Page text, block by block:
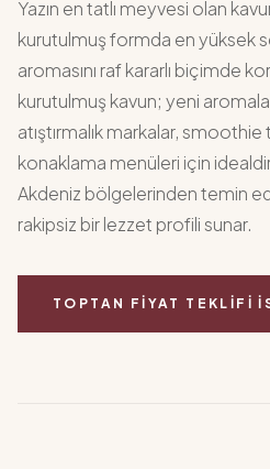
Yazın en tatlı meyvesi olan
kurutulmuş formda en yüksek
aromasını raf kararlı biçimde
kurutulmuş kavun; yeni
atıştırmalık markalar, smoothie
konaklama menüleri için
Akdeniz bölgelerinden temin
rakipsiz bir lezzet profili sunar.
TOPTAN FIYAT TEKLIFI